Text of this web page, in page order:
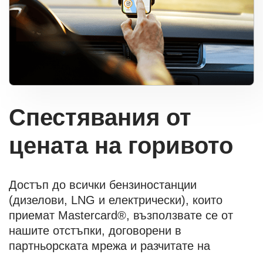
Спестявания от
цената на горивото
Достъп до всички бензиностанции
(дизелови, LNG и електрически), които
приемат Mastercard®, възползвате се от
нашите отстъпки, договорени в
партньорската мрежа и разчитате на